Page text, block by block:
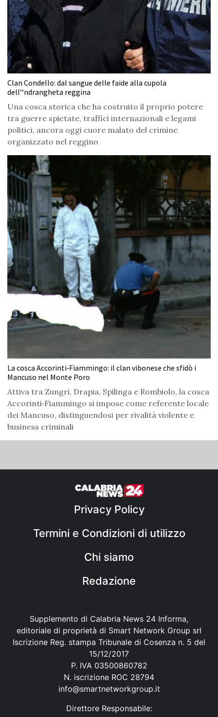
Clan Condello: dal sangue delle faide alla cupola
dell’‘ndrangheta reggina
Una cosca storica che ha costruito il proprio potere
tra guerre spietate, traffici internazionali e legami
politici, ancora oggi cuore malato del crimine
organizzato nel reggino
La cosca Accorinti‑Fiammingo: il clan vibonese che sfidò i
Mancuso nel Monte Poro
Attiva tra Zungri, Drapia, Spilinga e Rombiolo, la cosca
Accorinti‑Fiammingo si impose come referente locale
dei Mancuso, distinguendosi per rivalità violente e
business criminali
Privacy Policy
Termini e Condizioni di utilizzo
Chi siamo
Redazione
Supplemento di Calabria News 24 Informa,
editoriale di proprietà di Smart Network Group srl
Iscrizione Reg. stampa Tribunale di Cosenza n. 5 del
15/12/2017
P. IVA 03500860782
N. iscrizione ROC 28794
info@smartnetworkgroup.it
Direttore Responsabile: